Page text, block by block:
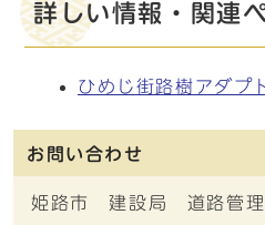
詳しい情報・関連
ひめじ街路樹アダプ
お問い合わせ
姫路市 建設局 道路管